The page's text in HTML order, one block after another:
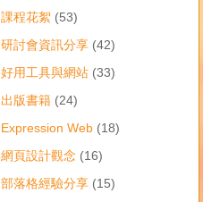
課程花絮 (53)
研討會資訊分享 (42)
好用工具與網站 (33)
出版書籍 (24)
Expression Web (18)
網頁設計觀念 (16)
部落格經驗分享 (15)